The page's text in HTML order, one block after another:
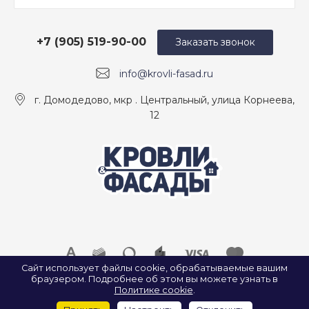
info@krovli-fasad.ru
+7 (905) 519-90-00
г. Домодедово, мкр . Центральный, улица Корнеева,
12
Заказать звонок
© 2026 ООО «КРОВЛИ И ФАСАДЫ», Все права защищены.
ИП Найда А. А. ИНН: 500907922547
Сайт использует файлы cookie, обрабатываемые вашим
браузером. Подробнее об этом вы можете узнать в
Политике cookie.